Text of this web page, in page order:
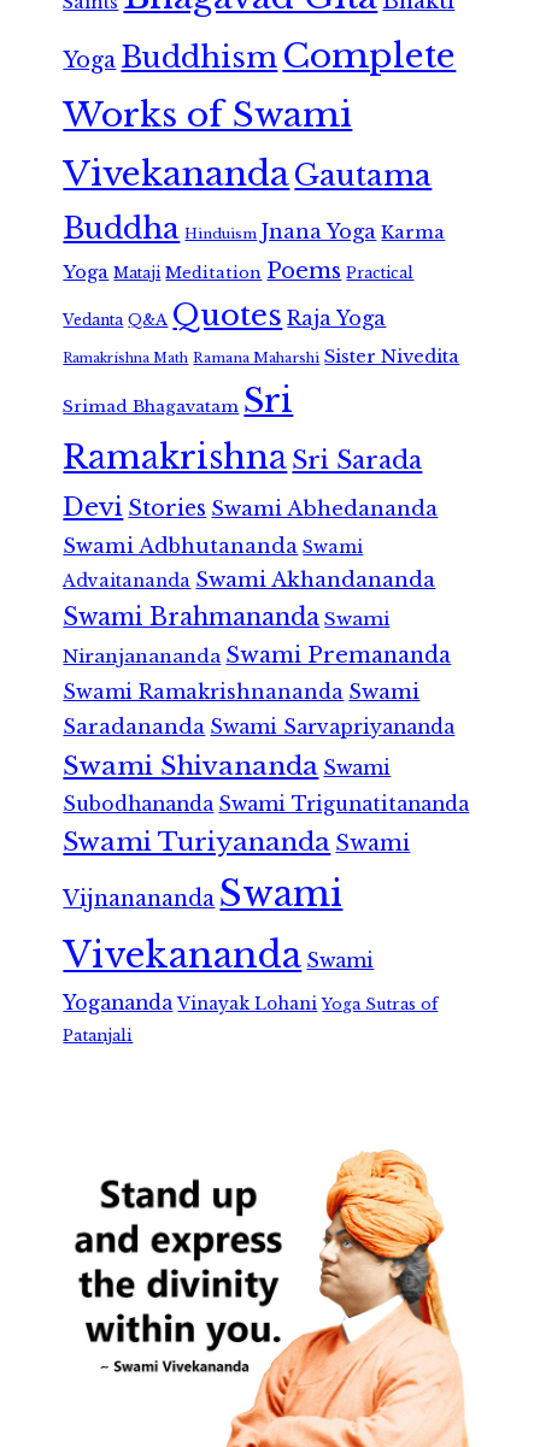
Yoga Buddhism Complete
Works of Swami
VivekanandaGautama
Buddha Hinduism Jnana Yoga Karma
Yoga Mataji Meditation Poems Practical
Vedanta Q&A Quotes Raja Yoga
Ramakrishna Math Ramana Maharshi Sister Nivedita
Srimad Bhagavatam Sri
RamakrishnaSri Sarada
Devi Stories Swami Abhedananda
Swami Adbhutananda Swami
Advaitananda Swami Akhandananda
Swami Brahmananda Swami
Niranjanananda Swami Premananda
Swami Ramakrishnananda Swami
Saradananda Swami Sarvapriyananda
Swami Shivananda Swami
Subodhananda Swami Trigunatitananda
Swami Turiyananda Swami
Vijnanananda Swami
Vivekananda Swami
Yogananda Vinayak Lohani Yoga Sutras of
Patanjali